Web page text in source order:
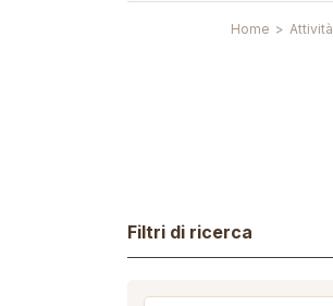
Home > Attività
Filtri di ricerca